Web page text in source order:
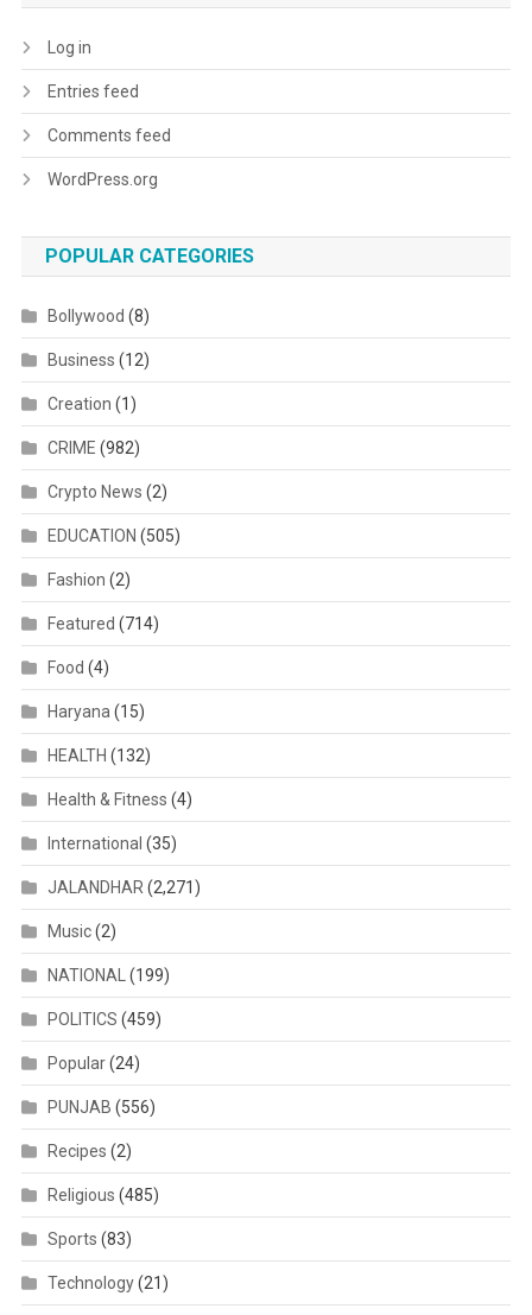
Log in
Entries feed
Comments feed
WordPress.org
POPULAR CATEGORIES
Bollywood (8)
Business (12)
Creation (1)
CRIME (982)
Crypto News (2)
EDUCATION (505)
Fashion (2)
Featured (714)
Food (4)
Haryana (15)
HEALTH (132)
Health & Fitness (4)
International (35)
JALANDHAR (2,271)
Music(2)
NATIONAL (199)
POLITICS (459)
Popular(24)
PUNJAB (556)
Recipes (2)
Religious (485)
Sports (83)
Technology(21)